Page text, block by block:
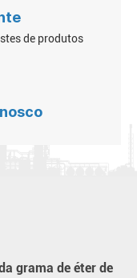
de produtos
grama de éter de